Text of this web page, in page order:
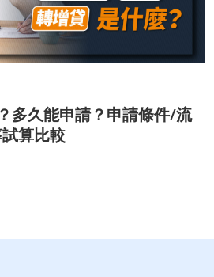
多久能申請？申請條件/流
算比較